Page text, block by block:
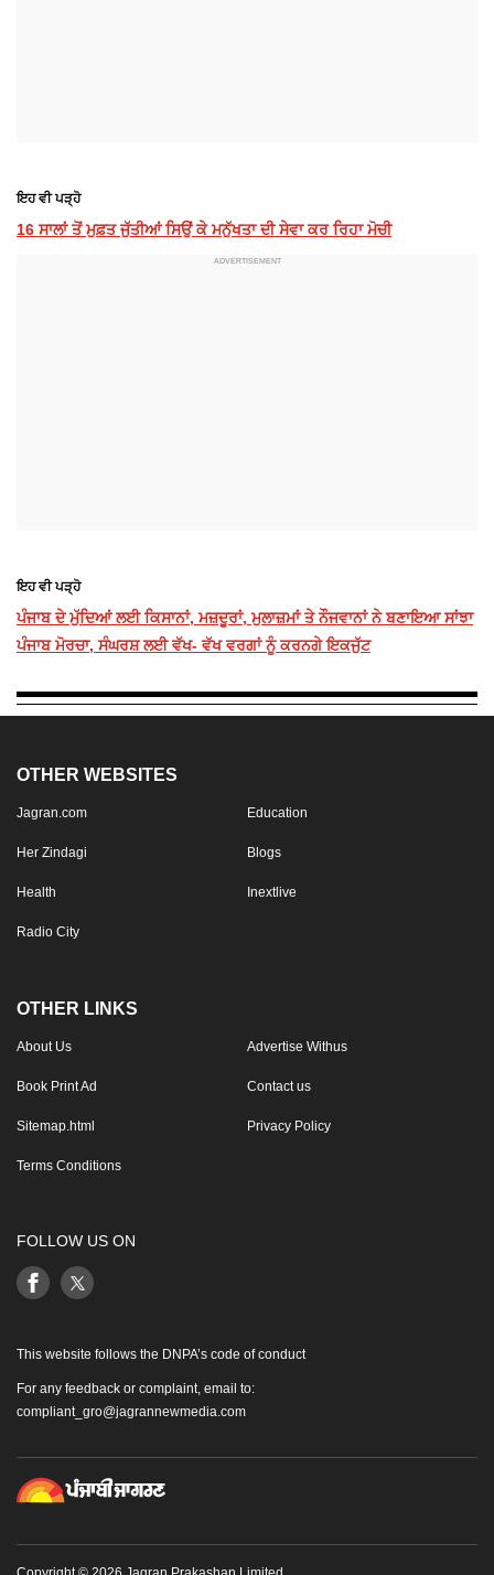
ਇਹ ਵੀ ਪੜ੍ਹੋ
16 ਸਾਲਾਂ ਤੋਂ ਮੁਫ਼ਤ ਜੁੱਤੀਆਂ ਸਿਉਂ ਕੇ ਮਨੁੱਖਤਾ ਦੀ ਸੇਵਾ ਕਰ ਰਿਹਾ ਮੋਚੀ
ਇਹ ਵੀ ਪੜ੍ਹੋ
ਪੰਜਾਬ ਦੇ ਮੁੱਦਿਆਂ ਲਈ ਕਿਸਾਨਾਂ, ਮਜ਼ਦੂਰਾਂ, ਮੁਲਾਜ਼ਮਾਂ ਤੇ ਨੌਜਵਾਨਾਂ ਨੇ ਬਣਾਇਆ ਸਾਂਝਾ
ਪੰਜਾਬ ਮੋਰਚਾ, ਸੰਘਰਸ਼ ਲਈ ਵੱਖ- ਵੱਖ ਵਰਗਾਂ ਨੂੰ ਕਰਨਗੇ ਇਕਜੁੱਟ
OTHER WEBSITES
Jagran.com Education
Her Zindagi Blogs
Health Inextlive
Radio City
OTHER LINKS
About Us Advertise Withus
Book Print Ad Contact us
Sitemap.html Privacy Policy
Terms Conditions
FOLLOW US ON
This website follows the DNPA’s code of conduct
For any feedback or complaint, email to:
compliant_gro@jagrannewmedia.com